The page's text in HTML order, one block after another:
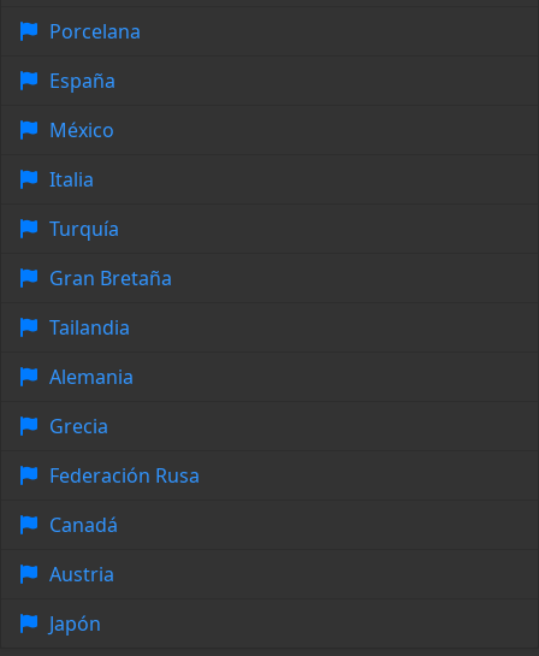
Porcelana
España
México
Italia
Turquía
Gran Bretaña
Tailandia
Alemania
Grecia
Federación Rusa
Canadá
Austria
Japón